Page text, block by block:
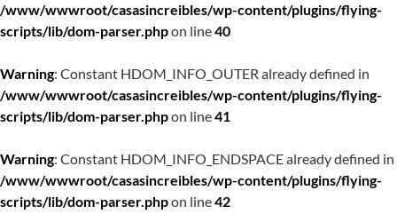
/www/wwwroot/casasincreibles/wp-content/plugins/flying-
scripts/lib/dom-parser.phpon line40
Warning: Constant HDOM_INFO_OUTER already defined in
/www/wwwroot/casasincreibles/wp-content/plugins/flying-
scripts/lib/dom-parser.phpon line41
Warning: Constant HDOM_INFO_ENDSPACE already defined in
/www/wwwroot/casasincreibles/wp-content/plugins/flying-
scripts/lib/dom-parser.phpon line42